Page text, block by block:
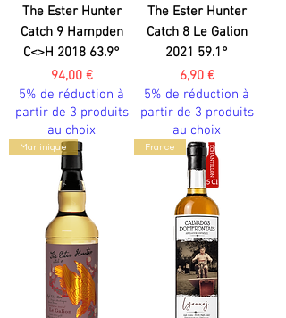
The Ester Hunter
Catch 9 Hampden
C<>H 2018 63.9°
Prix
94,00 €
5% de réduction à
partir de 3 produits
au choix
The Ester Hunter
Catch 8 Le Galion
2021 59.1°
Prix
6,90 €
5% de réduction à
partir de 3 produits
au choix
Martinique France